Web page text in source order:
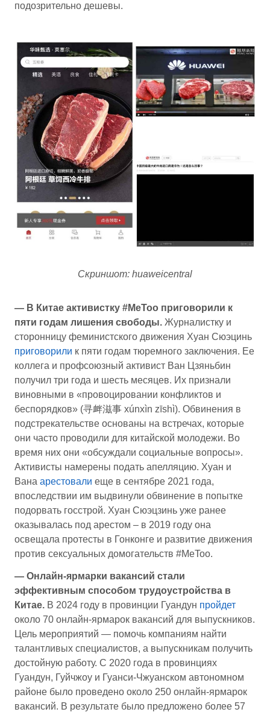
подозрительно дешевы.
Скриншот: huaweicentral
— В Китае активистку #MeToo приговорили к
пяти годам лишения свободы. Журналистку и
сторонницу феминистского движения Хуан Сюэцинь
приговорили к пяти годам тюремного заключения. Ее
коллега и профсоюзный активист Ван Цзяньбин
получил три года и шесть месяцев. Их признали
виновными в «провоцировании конфликтов и
беспорядков» (寻衅滋事 xúnxìn zīshì). Обвинения в
подстрекательстве основаны на встречах, которые
они часто проводили для китайской молодежи. Во
время них они «обсуждали социальные вопросы».
Активисты намерены подать апелляцию. Хуан и
Вана арестовали еще в сентябре 2021 года,
впоследствии им выдвинули обвинение в попытке
подорвать госстрой. Хуан Сюэцзинь уже ранее
оказывалась под арестом – в 2019 году она
освещала протесты в Гонконге и развитие движения
против сексуальных домогательств #MeToo.
— Онлайн-ярмарки вакансий стали
эффективным способом трудоустройства в
Китае. В 2024 году в провинции Гуандун пройдет
около 70 онлайн-ярмарок вакансий для выпускников.
Цель мероприятий — помочь компаниям найти
талантливых специалистов, а выпускникам получить
достойную работу. С 2020 года в провинциях
Гуандун, Гуйчжоу и Гуанси-Чжуанском автономном
районе было проведено около 250 онлайн-ярмарок
вакансий. В результате было предложено более 57